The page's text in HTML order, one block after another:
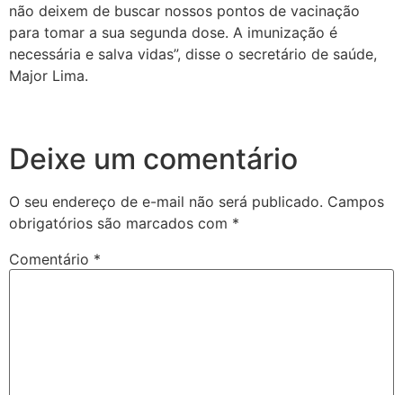
não deixem de buscar nossos pontos de vacinação
para tomar a sua segunda dose. A imunização é
necessária e salva vidas”, disse o secretário de saúde,
Major Lima.
Deixe um comentário
O seu endereço de e-mail não será publicado. Campos
obrigatórios são marcados com *
Comentário *